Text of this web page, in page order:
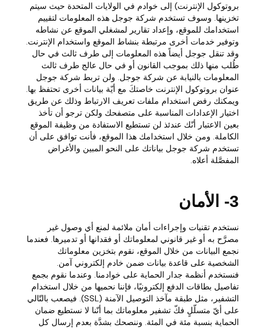
بروتوكول الإنترنت) إلى خوادم في الولايات المتحدة حيث سيتم
تخزينها. وسوف تستخدم شركة جوجل هذه المعلومات لتقييم
استخدامك للموقع، وإعداد تقارير لمشغلي الموقع عن نشاطه
وتوفير خدمات أخرى مرتبطة بنشاط الموقع واستخدام الإنترنت.
وقد تنقل جوجل أيضاً هذه المعلومات إلى طرف ثالث في حال
طُلب منها ذلك بموجب القانون أو في حال عالج طرف ثالث
المعلومات بالنيابة عن شركة جوجل. ولن تربط شركة جوجل
عنوان بروتوكول الإنترنت خاصتكَ مع أيّة بيانات أخرى تحتفظ بها.
ويمكنك رفض استخدام ملفات تعريف الارتباط وذلك عن طريق
اختيار الإعدادات المناسبة على متصفحك ولكن ترجو أن تأخذ
بعين الاعتبار أنّك عندئذ لن تستطيع الاستفادة من وظيفة الموقع
الكاملة. ومن خلال استخدامك هذا الموقع، فأنت توافق على أن
تستخدم شركة جوجل بياناتك على النحو المبين والأغراض
المفصَّلة أعلاه.
3- الأمان
نستخدم تقنيات وإجراءات أمان ملائمة لمنع أي وصول غير
مصرَّح به أو غير قانوني لمعلوماتك أو فقدانها أو تدميرها. فعندما
نجمع البيانات من خلال الموقع، نقوم بتخزين معلوماتك
الشخصية على قاعدة بيانات ضمن خادم إلكتروني آمن.
فنستخدم أنظمة جدار الحماية على خوادمنا. وعندما نقوم بجمع
تفاصيل بطاقات الدفع إلكترونيًا، فإننا نحميها من خلال استخدام
التشفير، مثل طبقة مآخذ التوصيل الآمنة (SSL). فيصعب بالتّالي
على أيّ متسلّلٍ فكّ تشفير معلوماتك بما أنّنا لا نستطيع ضمان
الحماية بنسبة مئة في المئة. وننصحك بشدَّة بعدم إرسال كل